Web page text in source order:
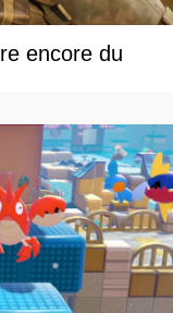
encore du